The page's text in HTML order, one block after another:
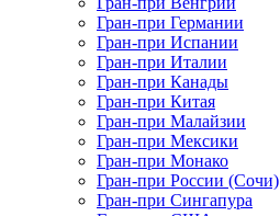
Гран-при Германии
Гран-при Испании
Гран-при Италии
Гран-при Канады
Гран-при Китая
Гран-при Малайзии
Гран-при Мексики
Гран-при Монако
Гран-при России (Сочи)
Гран-при Сингапура